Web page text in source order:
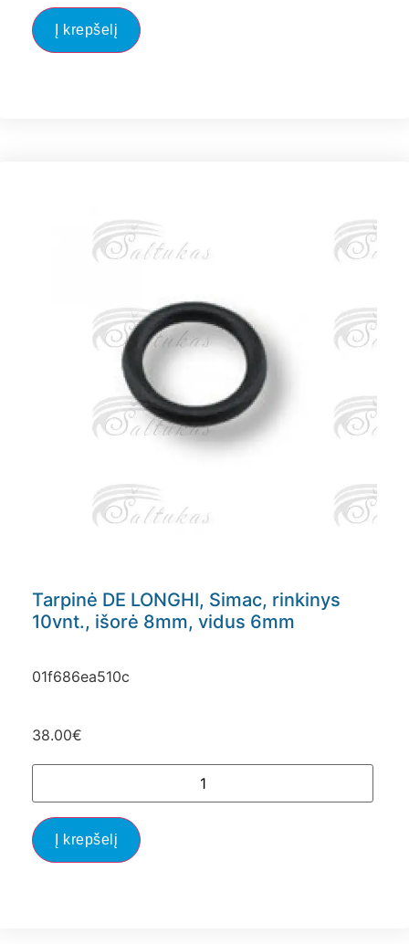
Į krepšelį
Tarpinė DE LONGHI, Simac, rinkinys
10vnt., išorė 8mm, vidus 6mm
01f686ea510c
38.00€
Į krepšelį